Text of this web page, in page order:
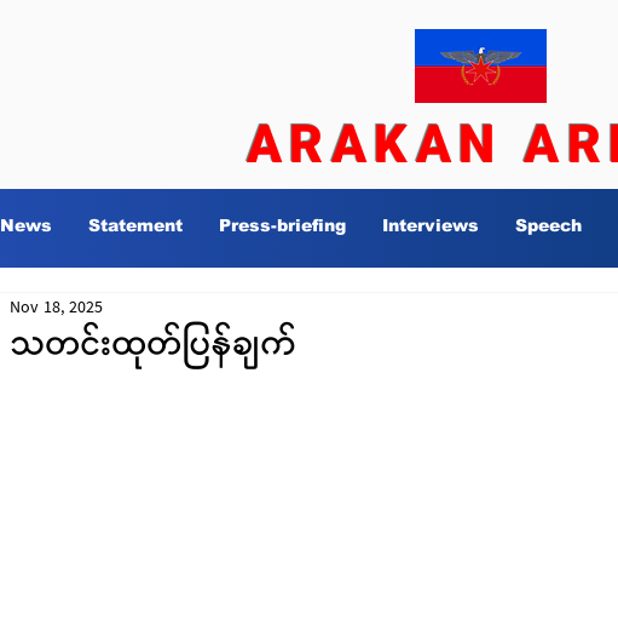
သတင်းထုတ်ပြန်ချက်
Nov 18, 2025
News Statement Press-briefing Interviews Speech
ARAKAN